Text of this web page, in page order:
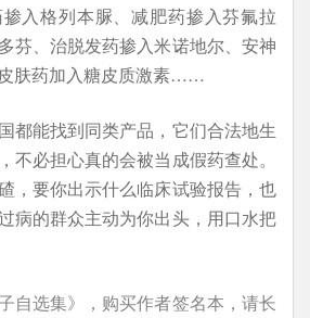
入格列本脲、减肥药掺入芬氟拉
芬、治脱发药掺入米诺地尔、安神
肤药加入糖皮质激素……
都能找到同类产品，它们合法地生
不必担心真的会被当成假药查处。
，要你出示什么临床试验报告，也
病的群众主动为你出头，用口水把
自选集》，购买作者签名本，请长